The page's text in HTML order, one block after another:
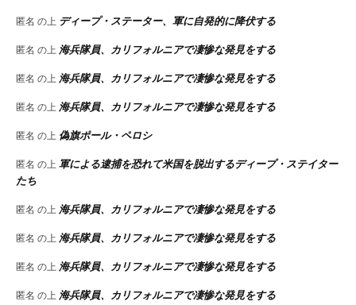
匿名 の上 ディープ・ステーター、軍に自発的に降伏する
匿名 の上 海兵隊員、カリフォルニアで凄惨な発見をする
匿名 の上 海兵隊員、カリフォルニアで凄惨な発見をする
匿名 の上 海兵隊員、カリフォルニアで凄惨な発見をする
匿名 の上 偽旗ポール・ペロシ
匿名 の上 軍による逮捕を恐れて米国を脱出するディープ・ステイター
たち
匿名 の上 海兵隊員、カリフォルニアで凄惨な発見をする
匿名 の上 海兵隊員、カリフォルニアで凄惨な発見をする
匿名 の上 海兵隊員、カリフォルニアで凄惨な発見をする
匿名 の上 海兵隊員、カリフォルニアで凄惨な発見をする